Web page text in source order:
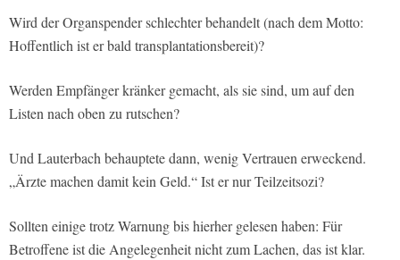
Wird der Organspender schlechter behandelt (nach dem Motto:
Hoffentlich ist er bald transplantationsbereit)?
Werden Empfänger kränker gemacht, als sie sind, um auf den
Listen nach oben zu rutschen?
Und Lauterbach behauptete dann, wenig Vertrauen erweckend.
„Ärzte machen damit kein Geld.“ Ist er nur Teilzeitsozi?
Sollten einige trotz Warnung bis hierher gelesen haben: Für
Betroffene ist die Angelegenheit nicht zum Lachen, das ist klar.